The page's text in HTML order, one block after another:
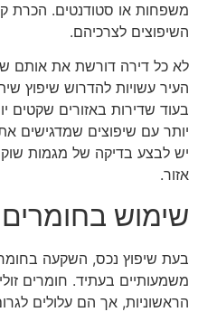
משפחות או סטודנטים. הכרת
השיפוצים לצרכיהם.
לא כל דירה דורשת את אותם
העיר עשויות להדרוש שיפוץ
בעוד שדירות באזורים שקטים
יותר עם שיפוצים שמדגישים
יש לבצע בדיקה של מגמות
אזור.
שימוש בחומרים
בעת שיפוץ נכס, השקעה
משמעותיים בעתיד. חומרים
הראשוניות, אך הם עלולים